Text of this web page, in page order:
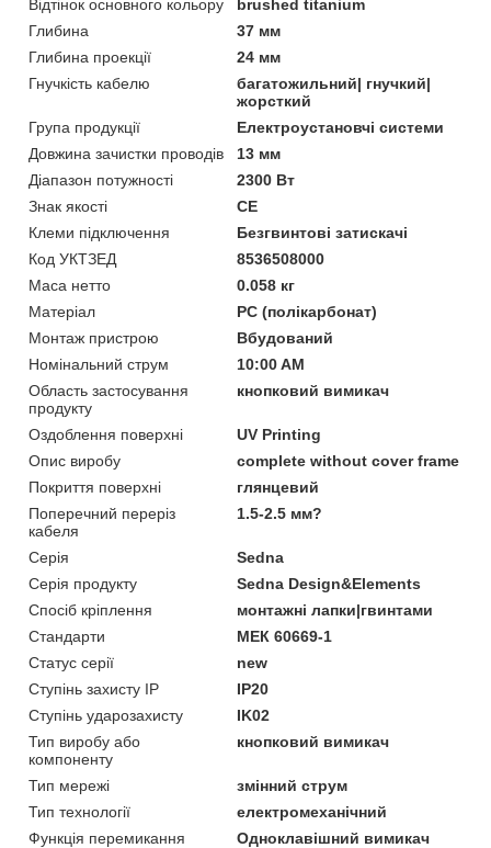
Відтінок основного кольору
brushed titanium
Глибина
37 мм
Глибина проекції
24 мм
Гнучкість кабелю
багатожильний| гнучкий|
жорсткий
Група продукції
Електроустановчі системи
Довжина зачистки проводів
13 мм
Діапазон потужності
2300 Вт
Знак якості
CE
Клеми підключення
Безгвинтові затискачі
Код УКТЗЕД
8536508000
Маса нетто
0.058 кг
Матеріал
PC (полікарбонат)
Монтаж пристрою
Вбудований
Номінальний струм
10:00 AM
Область застосування
продукту
кнопковий вимикач
Оздоблення поверхні
UV Printing
Опис виробу
complete without cover frame
Покриття поверхні
глянцевий
Поперечний переріз
кабеля
1.5-2.5 мм?
Серія
Sedna
Серія продукту
Sedna Design&Elements
Спосіб кріплення
монтажні лапки|гвинтами
Стандарти
МЕК 60669-1
Статус серії
new
Ступінь захисту IP
IP20
Ступінь ударозахисту
IK02
Тип виробу або
компоненту
кнопковий вимикач
Тип мережі
змінний струм
Тип технології
електромеханічний
Функція перемикання
Одноклавішний вимикач